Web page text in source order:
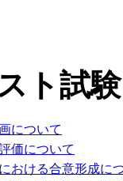
ト試験
について
価について
おける合意形成に